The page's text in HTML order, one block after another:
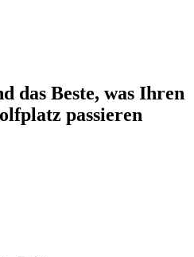
das Beste, was Ihren
passieren